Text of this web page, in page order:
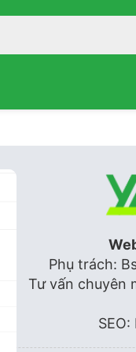
Phụ trách:
Tư vấn chuyên